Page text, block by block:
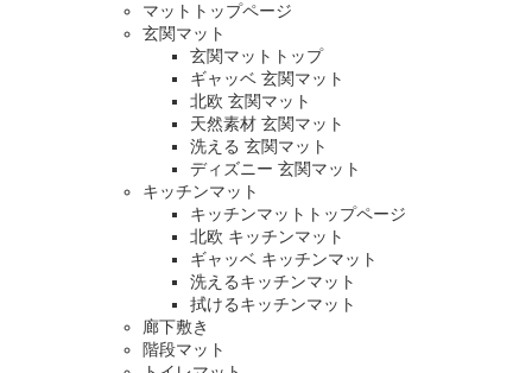
マットトップページ
玄関マット
玄関マットトップ
ギャッベ 玄関マット
北欧 玄関マット
天然素材 玄関マット
洗える 玄関マット
ディズニー 玄関マット
キッチンマット
キッチンマットトップページ
北欧 キッチンマット
ギャッベ キッチンマット
洗えるキッチンマット
拭けるキッチンマット
廊下敷き
階段マット